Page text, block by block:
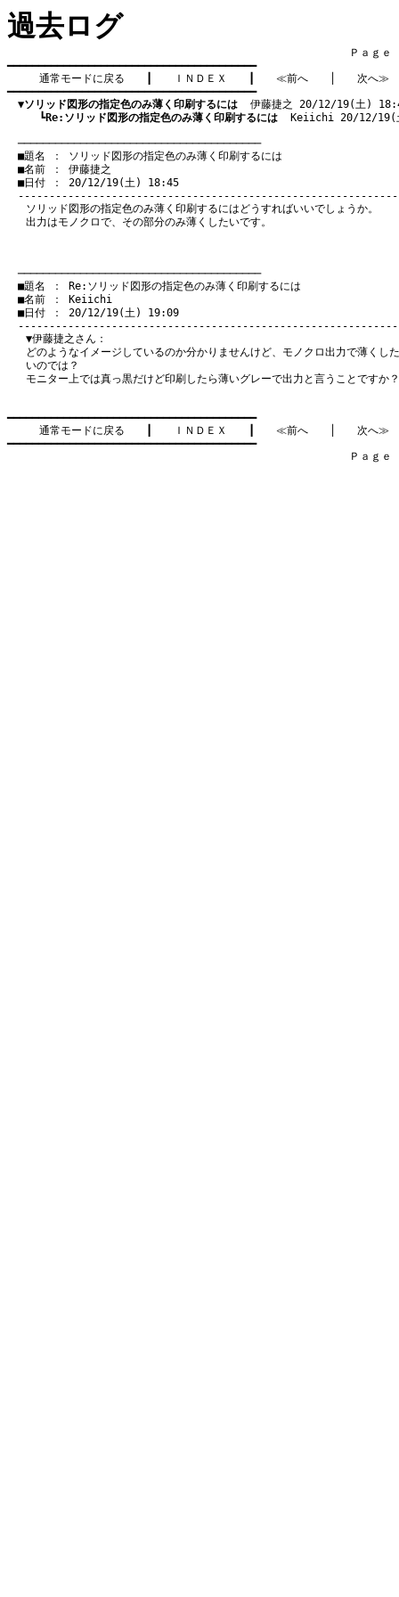
過去ログ
Ｐａｇｅ
━━━━━━━━━━━━━━━━━━━━━━━━━━━━━━━━━━━━━━━━
通常モードに戻る
ＩＮＤＥＸ ≪前へ
次へ≫
━━━━━━━━━━━━━━━━━━━━━━━━━━━━━━━━━━━━━━━━
▼ソリッド図形の指定色のみ薄く印刷するには
伊藤捷之 20/12/19(土)
┗Re:ソリッド図形の指定色のみ薄く印刷するには
Keiichi 20/12/19(
───────────────────────────────────────
■題名 ： ソリッド図形の指定色のみ薄く印刷するには
■名前 ： 伊藤捷之
■日付 ： 20/12/19(土) 18:45
ソリッド図形の指定色のみ薄く印刷するにはどうすればいいでしょうか。
出力はモノクロで、その部分のみ薄くしたいです。
───────────────────────────────────────
■題名 ： Re:ソリッド図形の指定色のみ薄く印刷するには
■名前 ： Keiichi
■日付 ： 20/12/19(土) 19:09
▼伊藤捷之さん：
どのようなイメージしているのか分かりませんけど、モノクロ出力で薄くし
いのでは？
モニター上では真っ黒だけど印刷したら薄いグレーで出力と言うことですか？
━━━━━━━━━━━━━━━━━━━━━━━━━━━━━━━━━━━━━━━━
通常モードに戻る
ＩＮＤＥＸ ≪前へ
次へ≫
━━━━━━━━━━━━━━━━━━━━━━━━━━━━━━━━━━━━━━━━
Ｐａｇｅ